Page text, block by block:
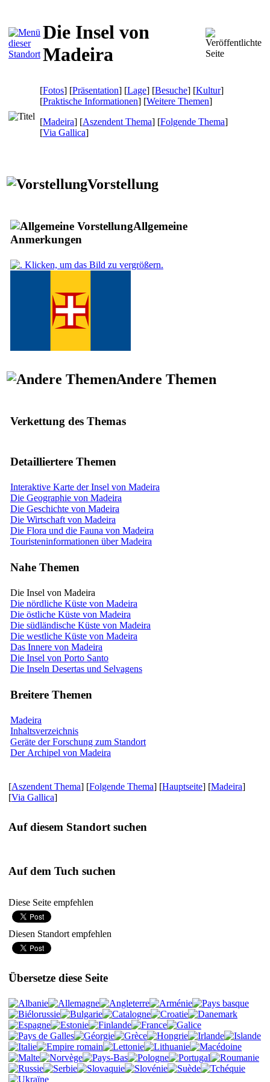
Die Insel von
Madeira
[Fotos] [Präsentation] [Lage] [Besuche] [Kultur]
[Praktische Informationen] [Weitere Themen]
[Madeira] [Aszendent Thema] [Folgende Thema]
[Via Gallica]
Vorstellung
Allgemeine
Anmerkungen
Andere Themen
Verkettung des Themas
Detailliertere Themen
Interaktive Karte der Insel von Madeira
Die Geographie von Madeira
Die Geschichte von Madeira
Die Wirtschaft von Madeira
Die Flora und die Fauna von Madeira
Touristeninformationen über Madeira
Nahe Themen
Die Insel von Madeira
Die nördliche Küste von Madeira
Die östliche Küste von Madeira
Die südländische Küste von Madeira
Die westliche Küste von Madeira
Das Innere von Madeira
Die Insel von Porto Santo
Die Inseln Desertas und Selvagens
Breitere Themen
Madeira
Inhaltsverzeichnis
Geräte der Forschung zum Standort
Der Archipel von Madeira
[Aszendent Thema] [Folgende Thema] [Hauptseite] [Madeira]
[Via Gallica]
Auf diesem Standort suchen
Auf dem Tuch suchen
Diese Seite empfehlen
Diesen Standort empfehlen
Übersetze diese Seite